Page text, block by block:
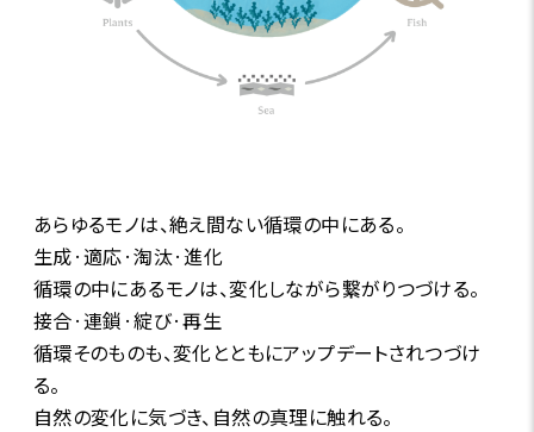
あらゆるモノは、絶え間ない循環の中にある。
生成·適応·淘汰·進化
循環の中にあるモノは、変化しながら繋がりつづける。
接合·連鎖·綻び·再生
循環そのものも、変化とともにアップデートされつづけ
る。
自然の変化に気づき、自然の真理に触れる。